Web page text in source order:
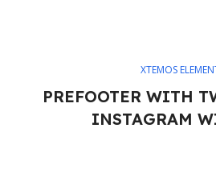
XTEMOS
PREFOOTER WITH
INSTAGRAM